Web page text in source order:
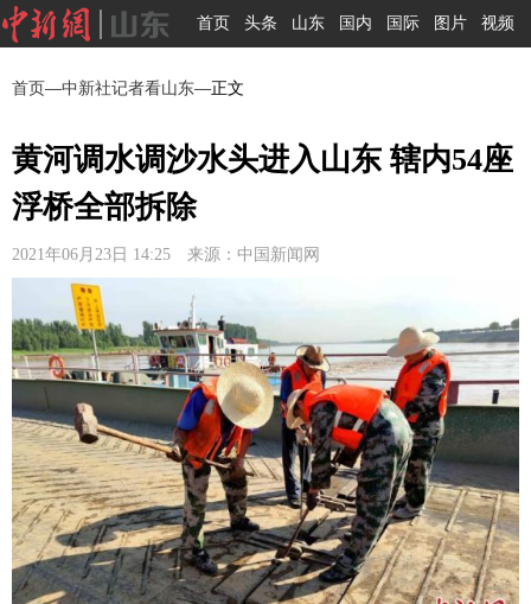
首页 头条 山东 国内 国际 图片 视频
首页—中新社记者看山东—正文
黄河调水调沙水头进入山东 辖内54座
浮桥全部拆除
2021年06月23日 14:25 来源：中国新闻网